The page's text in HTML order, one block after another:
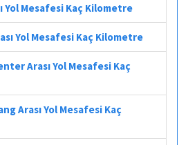
Yol Mesafesi Kaç Kilometre
Yol Mesafesi Kaç Kilometre
Arası Yol Mesafesi Kaç
Arası Yol Mesafesi Kaç